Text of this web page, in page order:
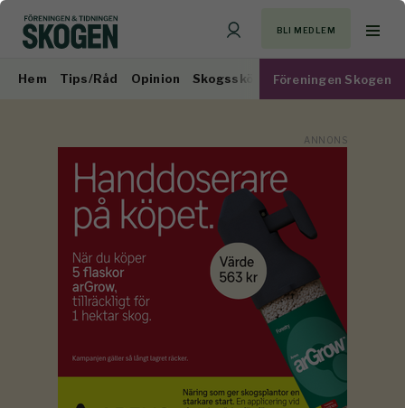
BLI MEDLEM
Hem Tips/Råd Opinion Skogsskötsel Virkesmarknad
Föreningen Skogen